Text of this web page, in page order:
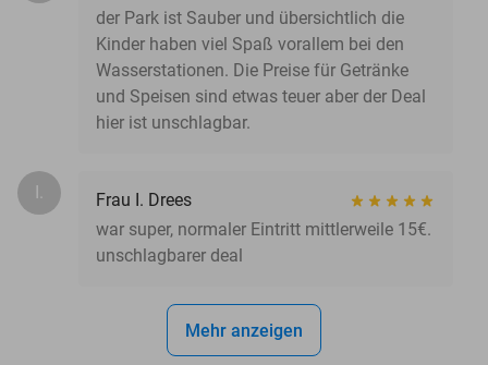
der Park ist Sauber und übersichtlich die
Kinder haben viel Spaß vorallem bei den
Wasserstationen. Die Preise für Getränke
und Speisen sind etwas teuer aber der Deal
hier ist unschlagbar.
I.
Frau I. Drees
war super, normaler Eintritt mittlerweile 15€.
unschlagbarer deal
Mehr anzeigen